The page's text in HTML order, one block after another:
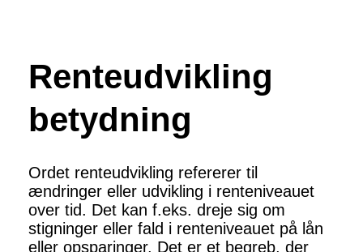
Renteudvikling
betydning
Ordet renteudvikling refererer til
ændringer eller udvikling i renteniveauet
over tid. Det kan f.eks. dreje sig om
stigninger eller fald i renteniveauet på lån
eller opsparinger. Det er et begreb, der